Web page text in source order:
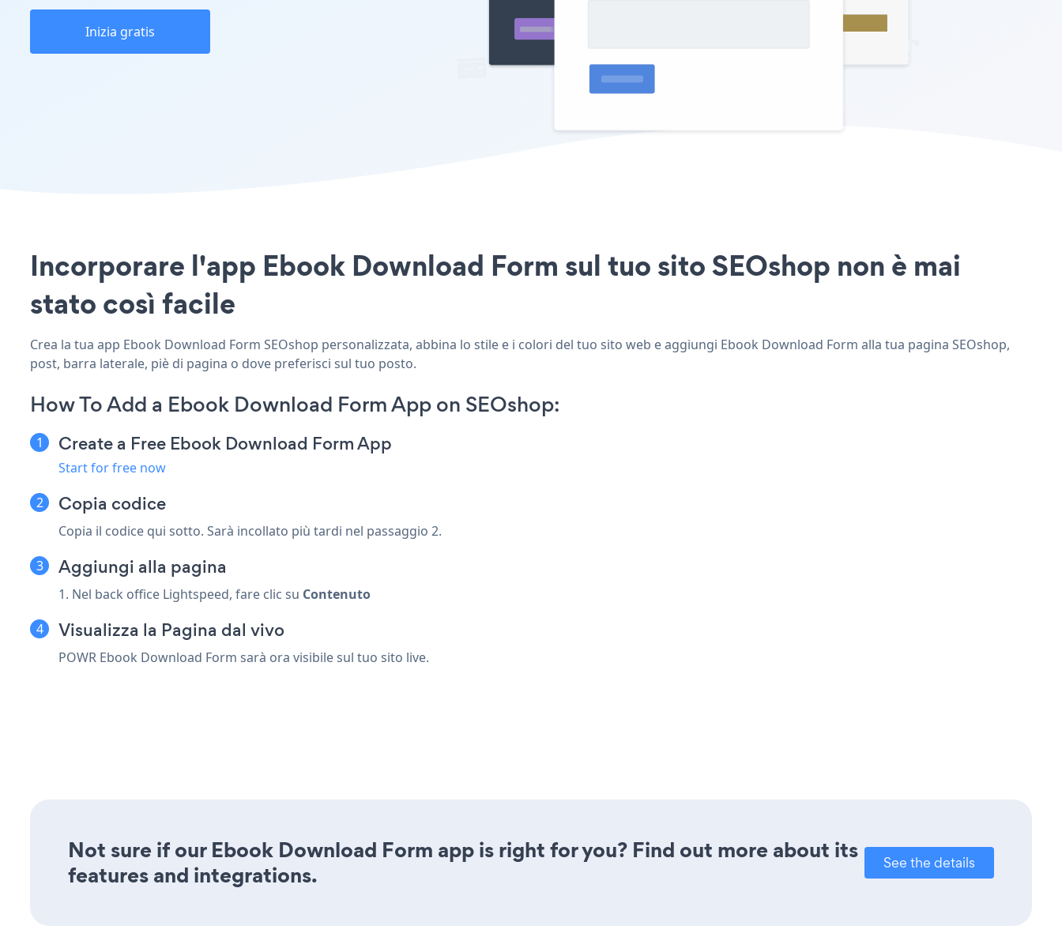
Inizia gratis
Incorporare l'app Ebook Download Form sul tuo sito SEOshop non è mai
stato così facile
Crea la tua app Ebook Download Form SEOshop personalizzata, abbina lo stile e i colori del tuo sito web e aggiungi Ebook Download Form alla tua pagina SEOshop,
post, barra laterale, piè di pagina o dove preferisci sul tuo posto.
How To Add a Ebook Download Form App on SEOshop:
Create a Free Ebook Download Form App
Start for free now
Copia codice
Copia il codice qui sotto. Sarà incollato più tardi nel passaggio 2.
Aggiungi alla pagina
1. Nel back office Lightspeed, fare clic su Contenuto
Visualizza la Pagina dal vivo
POWR Ebook Download Form sarà ora visibile sul tuo sito live.
Not sure if our Ebook Download Form app is right for you? Find out more about its
features and integrations.
See the details